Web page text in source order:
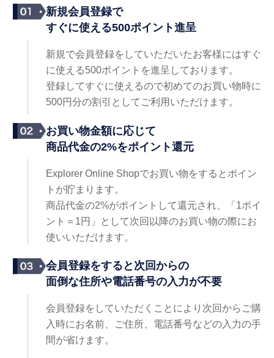
新規会員登録で
すぐに使える500ポイント進呈
新規で会員登録をしていただいたお客様にはすぐ
に使える500ポイントを進呈しております。
登録してすぐに使えるので初めてのお買い物時に
500円分の割引としてご利用いただけます。
お買い物金額に応じて
商品代金の2%をポイント還元
Explorer Online Shopでお買い物をするとポイン
トが貯まります。
商品代金の2%がポイントして還元され、「1ポイ
ント＝1円」として次回以降のお買い物の際にお
使いいただけます。
会員登録をすると次回からの
面倒な住所や電話番号の入力が不要
会員登録をしていただくことにより次回からご購
入時にお名前、ご住所、電話番号などの入力の手
間が省けます。